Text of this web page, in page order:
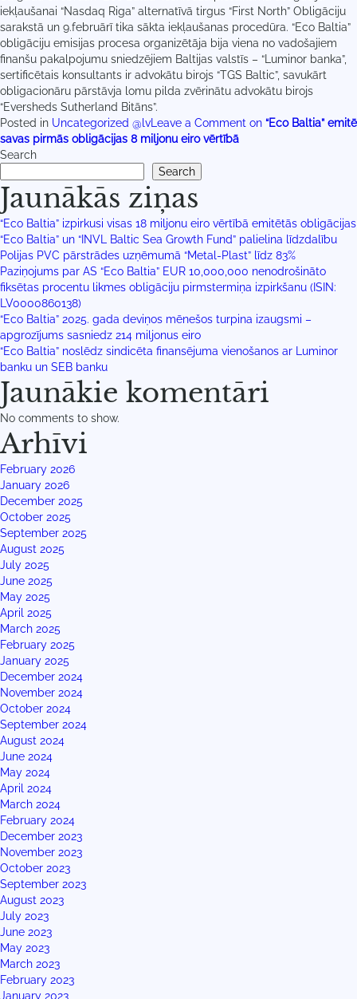
iekļaušanai “Nasdaq Riga” alternatīvā tirgus “First North” Obligāciju
sarakstā un 9.februārī tika sākta iekļaušanas procedūra. “Eco Baltia”
obligāciju emisijas procesa organizētāja bija viena no vadošajiem
finanšu pakalpojumu sniedzējiem Baltijas valstīs – “Luminor banka”,
sertificētais konsultants ir advokātu birojs “TGS Baltic”, savukārt
obligacionāru pārstāvja lomu pilda zvērinātu advokātu birojs
“Eversheds Sutherland Bitāns”.
Posted in Uncategorized @lv Leave a Comment on “Eco Baltia” emitē
savas pirmās obligācijas 8 miljonu eiro vērtībā
Search
Search
Jaunākās ziņas
“Eco Baltia” izpirkusi visas 18 miljonu eiro vērtībā emitētās obligācijas
“Eco Baltia” un “INVL Baltic Sea Growth Fund” palielina līdzdalību
Polijas PVC pārstrādes uzņēmumā “Metal-Plast” līdz 83%
Paziņojums par AS “Eco Baltia” EUR 10,000,000 nenodrošināto
fiksētas procentu likmes obligāciju pirmstermiņa izpirkšanu (ISIN:
LV0000860138)
“Eco Baltia” 2025. gada deviņos mēnešos turpina izaugsmi –
apgrozījums sasniedz 214 miljonus eiro
“Eco Baltia” noslēdz sindicēta finansējuma vienošanos ar Luminor
banku un SEB banku
Jaunākie komentāri
No comments to show.
Arhīvi
February 2026
January 2026
December 2025
October 2025
September 2025
August 2025
July 2025
June 2025
May 2025
April 2025
March 2025
February 2025
January 2025
December 2024
November 2024
October 2024
September 2024
August 2024
June 2024
May 2024
April 2024
March 2024
February 2024
December 2023
November 2023
October 2023
September 2023
August 2023
July 2023
June 2023
May 2023
March 2023
February 2023
January 2023